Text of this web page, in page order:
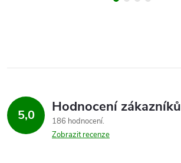
5,0 Hodnocení zákazníků
186 hodnocení
Zobrazit recenze